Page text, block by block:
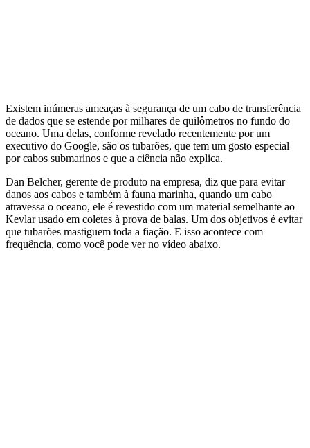
Existem inúmeras ameaças à segurança de um cabo de transferência
de dados que se estende por milhares de quilômetros no fundo do
oceano. Uma delas, conforme revelado recentemente por um
executivo do Google, são os tubarões, que tem um gosto especial
por cabos submarinos e que a ciência não explica.
Dan Belcher, gerente de produto na empresa, diz que para evitar
danos aos cabos e também à fauna marinha, quando um cabo
atravessa o oceano, ele é revestido com um material semelhante ao
Kevlar usado em coletes à prova de balas. Um dos objetivos é evitar
que tubarões mastiguem toda a fiação. E isso acontece com
frequência, como você pode ver no vídeo abaixo.